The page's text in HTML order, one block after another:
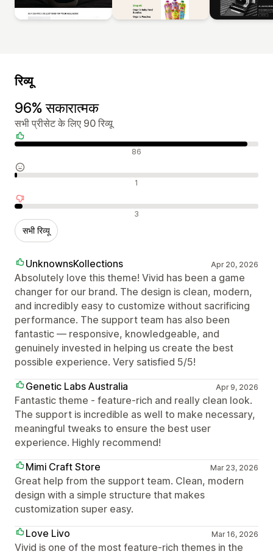
रिव्यू
96% सकारात्मक
सभी प्रीसेट के लिए 90 रिव्यू
सकारात्मक रिव्यू 86
न्यूट्रल रिव्यू 1
नकारात्मक रिव्यू 3
सभी रिव्यू
UnknownsKollections Apr 20, 2026
Absolutely love this theme! Vivid has been a game
changer for our brand. The design is clean, modern,
and incredibly easy to customize without sacrificing
performance. The support team has also been
fantastic — responsive, knowledgeable, and
genuinely invested in helping us create the best
possible experience. Very satisfied 5/5!
Genetic Labs Australia
Apr 9, 2026
Fantastic theme - feature-rich and really clean look.
The support is incredible as well to make necessary,
meaningful tweaks to ensure the best user
experience. Highly recommend!
Mimi Craft Store
Mar 23, 2026
Great help from the support team. Clean, modern
design with a simple structure that makes
customization super easy.
Love Livo
Mar 16, 2026
Vivid is one of the most feature-rich themes in the